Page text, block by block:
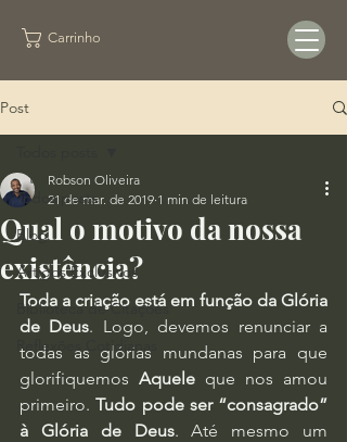
Carrinho
Post
Todos posts
Blog
Artigos Exclusivos
Biblioteca de Citações
Reflexões Cotidianas
Qual o motivo da nossa
existência?
Robson Oliveira
21 de mar. de 2019 1 min de leitura
Toda a criação está em função da Glória
de Deus. Logo, devemos renunciar a
todas as glórias mundanas para que
glorifiquemos Aquele que nos amou
primeiro. Tudo pode ser “consagrado”
à Glória de Deus. Até mesmo um